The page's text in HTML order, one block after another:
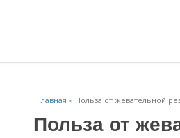
Главная » Польза от жевательной
Польза от